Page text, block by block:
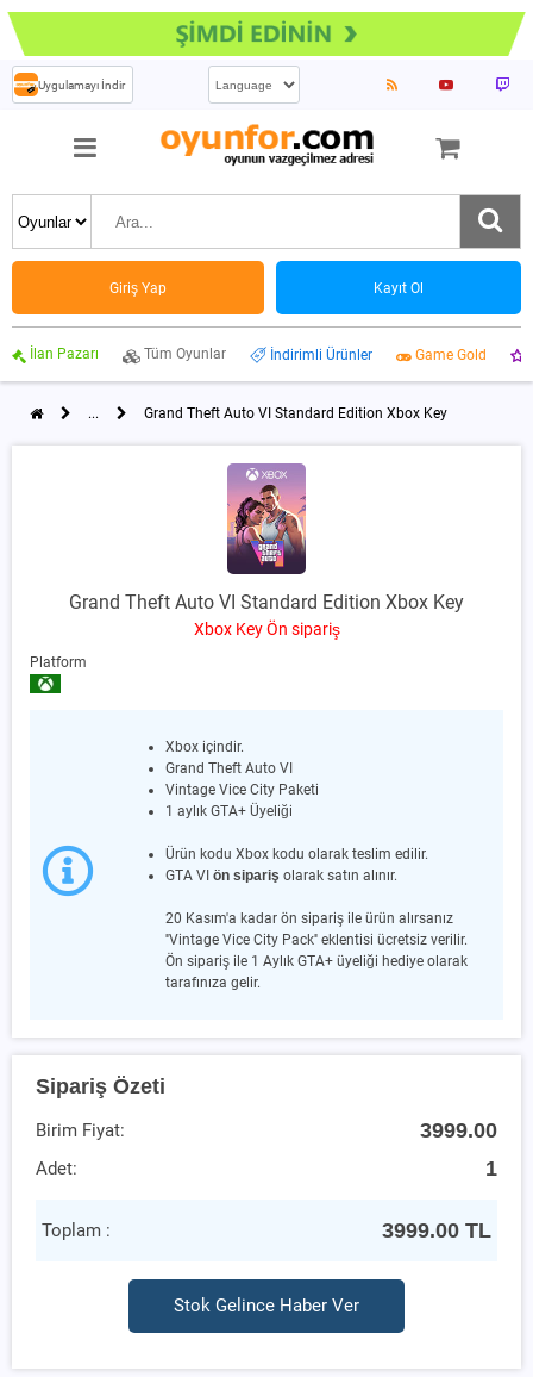
Uygulamayı İndir
Giriş Yap Kayıt Ol
İlan Pazarı Tüm Oyunlar İndirimli Ürünler Game Gold
... Grand Theft Auto VI Standard Edition Xbox Key
Grand Theft Auto VI Standard Edition Xbox Key
Xbox Key Ön sipariş
Platform
Xbox içindir.
Grand Theft Auto VI
Vintage Vice City Paketi
1 aylık GTA+ Üyeliği
Ürün kodu Xbox kodu olarak teslim edilir.
GTA VI ön sipariş olarak satın alınır.
20 Kasım'a kadar ön sipariş ile ürün alırsanız
''Vintage Vice City Pack'' eklentisi ücretsiz verilir.
Ön sipariş ile 1 Aylık GTA+ üyeliği hediye olarak
tarafınıza gelir.
Sipariş Özeti
Birim Fiyat: 3999.00
Adet: 1
Toplam : 3999.00 TL
Stok Gelince Haber Ver